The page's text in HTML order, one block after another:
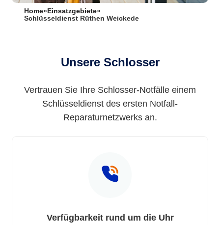
Home» Einsatzgebiete»
Schlüsseldienst Rüthen Weickede
Unsere Schlosser
Vertrauen Sie Ihre Schlosser-Notfälle einem
Schlüsseldienst des ersten Notfall-
Reparaturnetzwerks an.
Verfügbarkeit rund um die Uhr